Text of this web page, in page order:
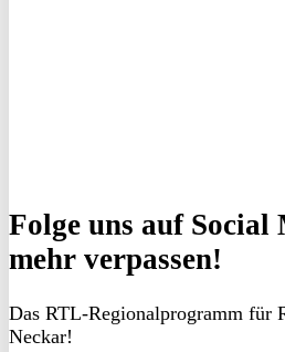
Folge uns auf Social
mehr verpassen!
Das RTL-Regionalprogramm für
Neckar!